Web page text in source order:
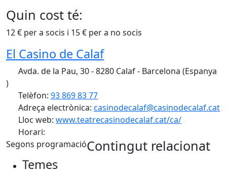
Quin cost té:
12 € per a socis i 15 € per a no socis
El Casino de Calaf
Avda. de la Pau, 30 - 8280 Calaf - Barcelona (Espanya
)
Telèfon: 93 869 83 77
Adreça electrònica: casinodecalaf@casinodecalaf.cat
Lloc web: www.teatrecasinodecalaf.cat/ca/
Horari:
Segons programacióContingut relacionat
Temes